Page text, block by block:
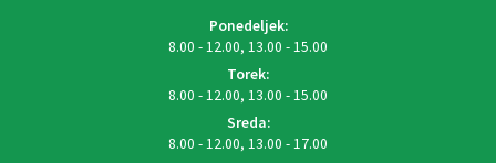
Ponedeljek:
8.00 - 12.00, 13.00 - 15.00
Torek:
8.00 - 12.00, 13.00 - 15.00
Sreda:
8.00 - 12.00, 13.00 - 17.00